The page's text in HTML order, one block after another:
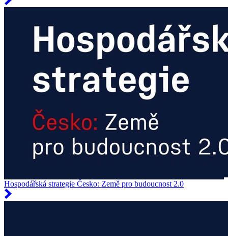
Hospodářská strategie Česko: Země pro budoucnost 2.0